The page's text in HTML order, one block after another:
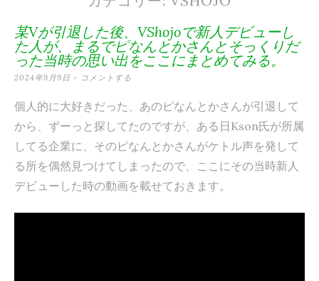
テ
ン
ツ
へ
ス
キ
ッ
某Vが引退した後、VShojoで新人デビューし
た人が、まるでピなんとかさんとそっくりだ
った当時の思い出をここにまとめてみる。
2024年9月9日 コメントする
個人的に大好きだった、あのピなんとかさんが引退して
から、ずーっと探してたのですが、ある日Kson氏が所属
してる企業に、そのピなんとかさんがケトル声を発して
る所を偶然見つけてしまったので、ここにその当時新人
デビューした時の動画を載せておきます。